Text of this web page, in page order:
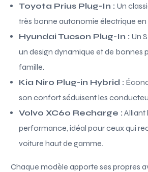
Toyota Prius Plug-In : Un
très bonne autonomie électrique en
Hyundai Tucson Plug-In : Un
un design dynamique et de bonnes
famille.
Kia Niro Plug-in Hybrid :
son confort séduisent les
Volvo XC60 Recharge : Alliant
performance, idéal pour ceux qui
voiture haut de gamme.
Chaque modèle apporte ses propres